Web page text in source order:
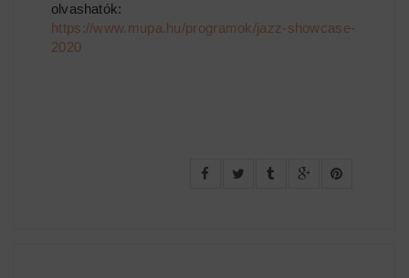
olvashatók:
https://www.mupa.hu/programok/jazz-showcase-
2020